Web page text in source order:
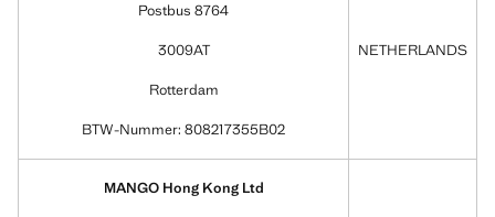
Postbus 8764
3009AT
Rotterdam
BTW-Nummer: 808217355B02
NETHERLANDS
MANGO Hong Kong Ltd